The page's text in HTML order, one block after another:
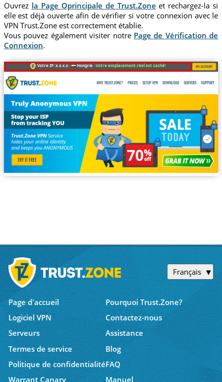
Ouvrez la Page Oprincipale de Trust.Zone et rechargez-la si
elle est déjà ouverte afin de vérifier si votre connexion avec le
VPN Trust.Zone est correctement établie.
Vous pouvez également visiter notre Page de Vérification de
Connexion.
Votre IP: x.x.x.x · Hongrie ·Votre emplacement réel est caché!
Français
Page d'accueil
Pourquoi Trust.Zone?
Logiciel VPN
Contactez-nous
Serveurs
Assistance
Termes de service
Blog
Politique de confidentialitéFAQ
Warrant Canary
Manuel